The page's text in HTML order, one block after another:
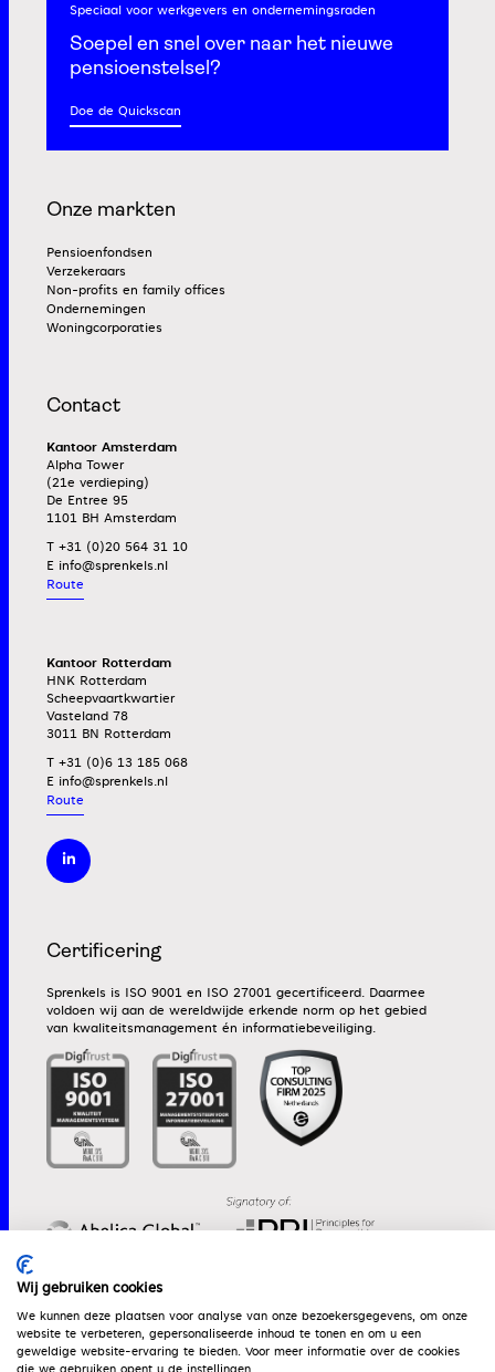
Speciaal voor werkgevers en ondernemingsraden
Soepel en snel over naar het nieuwe
pensioenstelsel?
Doe de Quickscan
Onze markten
Pensioenfondsen
Verzekeraars
Non-profits en family offices
Ondernemingen
Woningcorporaties
Contact
Kantoor Amsterdam
Alpha Tower
(21e verdieping)
De Entree 95
1101 BH Amsterdam
T +31 (0)20 564 31 10
E
Route
Kantoor Rotterdam
HNK Rotterdam
Scheepvaartkwartier
Vasteland 78
3011 BN Rotterdam
T +31 (0)6 13 185 068
E
Route
Certificering
Sprenkels is ISO 9001 en ISO 27001 gecertificeerd. Daarmee
voldoen wij aan de wereldwijde erkende norm op het gebied
van kwaliteitsmanagement én informatiebeveiliging.
Werken bij Algemene voorwaarden
Dienstenwijzer
Wij gebruiken cookies
We kunnen deze plaatsen voor analyse van onze bezoekersgegevens, om onze
website te verbeteren, gepersonaliseerde inhoud te tonen en om u een
geweldige website-ervaring te bieden. Voor meer informatie over de cookies
die we gebruiken opent u de instellingen.